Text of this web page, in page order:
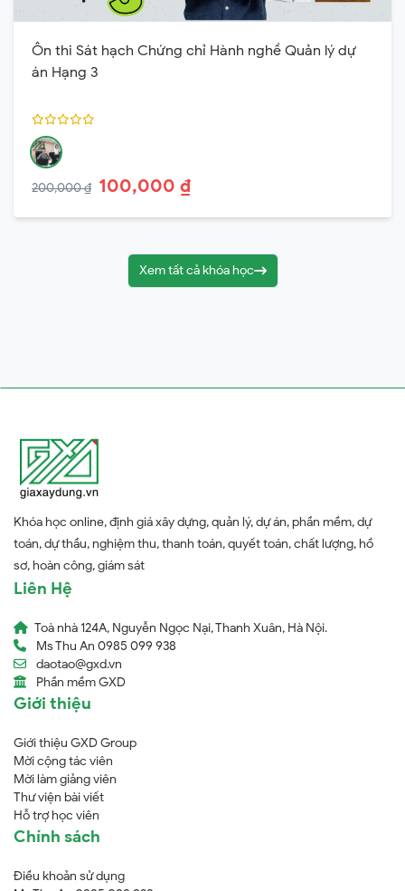
Ôn thi Sát hạch Chứng chỉ Hành nghề Quản lý dự
án Hạng 3
200,000 ₫ 100,000 ₫
Xem tất cả khóa học
Khóa học online, định giá xây dựng, quản lý, dự án, phần mềm, dự
toán, dự thầu, nghiệm thu, thanh toán, quyết toán, chất lượng, hồ
sơ, hoàn công, giám sát
Liên Hệ
Toà nhà 124A, Nguyễn Ngọc Nại, Thanh Xuân, Hà Nội.
Ms Thu An 0985 099 938
daotao@gxd.vn
Phần mềm GXD
Giới thiệu
Giới thiệu GXD Group
Mời cộng tác viên
Mời làm giảng viên
Thư viện bài viết
Hỗ trợ học viên
Chính sách
Điều khoản sử dụng